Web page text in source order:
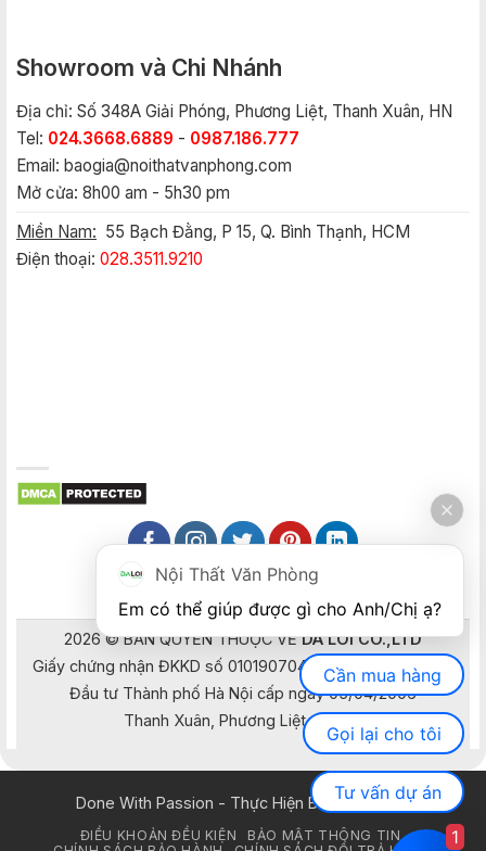
Showroom và Chi Nhánh
Địa chỉ: Số 348A Giải Phóng, Phương Liệt, Thanh Xuân, HN
Tel: 024.3668.6889 - 0987.186.777
Email: baogia@noithatvanphong.com
Mở cửa: 8h00 am - 5h30 pm
Miền Nam: 55 Bạch Đằng, P 15, Q. Bình Thạnh, HCM
Điện thoại: 028.3511.9210
2026 © BẢN QUYỀN THUỘC VỀDA LOI CO.,LTD
Giấy chứng nhận ĐKKD số 0101907041 do Sở Kế hoạch và
Đầu tư Thành phố Hà Nội cấp ngày 05/04/2006
Thanh Xuân, Phương Liệt, Hà Nội
Done With Passion - Thực Hiện Bằng Đam Mê
ĐIỀU KHOẢN ĐỀU KIỆN
BẢO MẬT THÔNG TIN
Nội Thất Văn Phòng
Cần mua hàng
Gọi lại cho tôi
Tư vấn dự án
1